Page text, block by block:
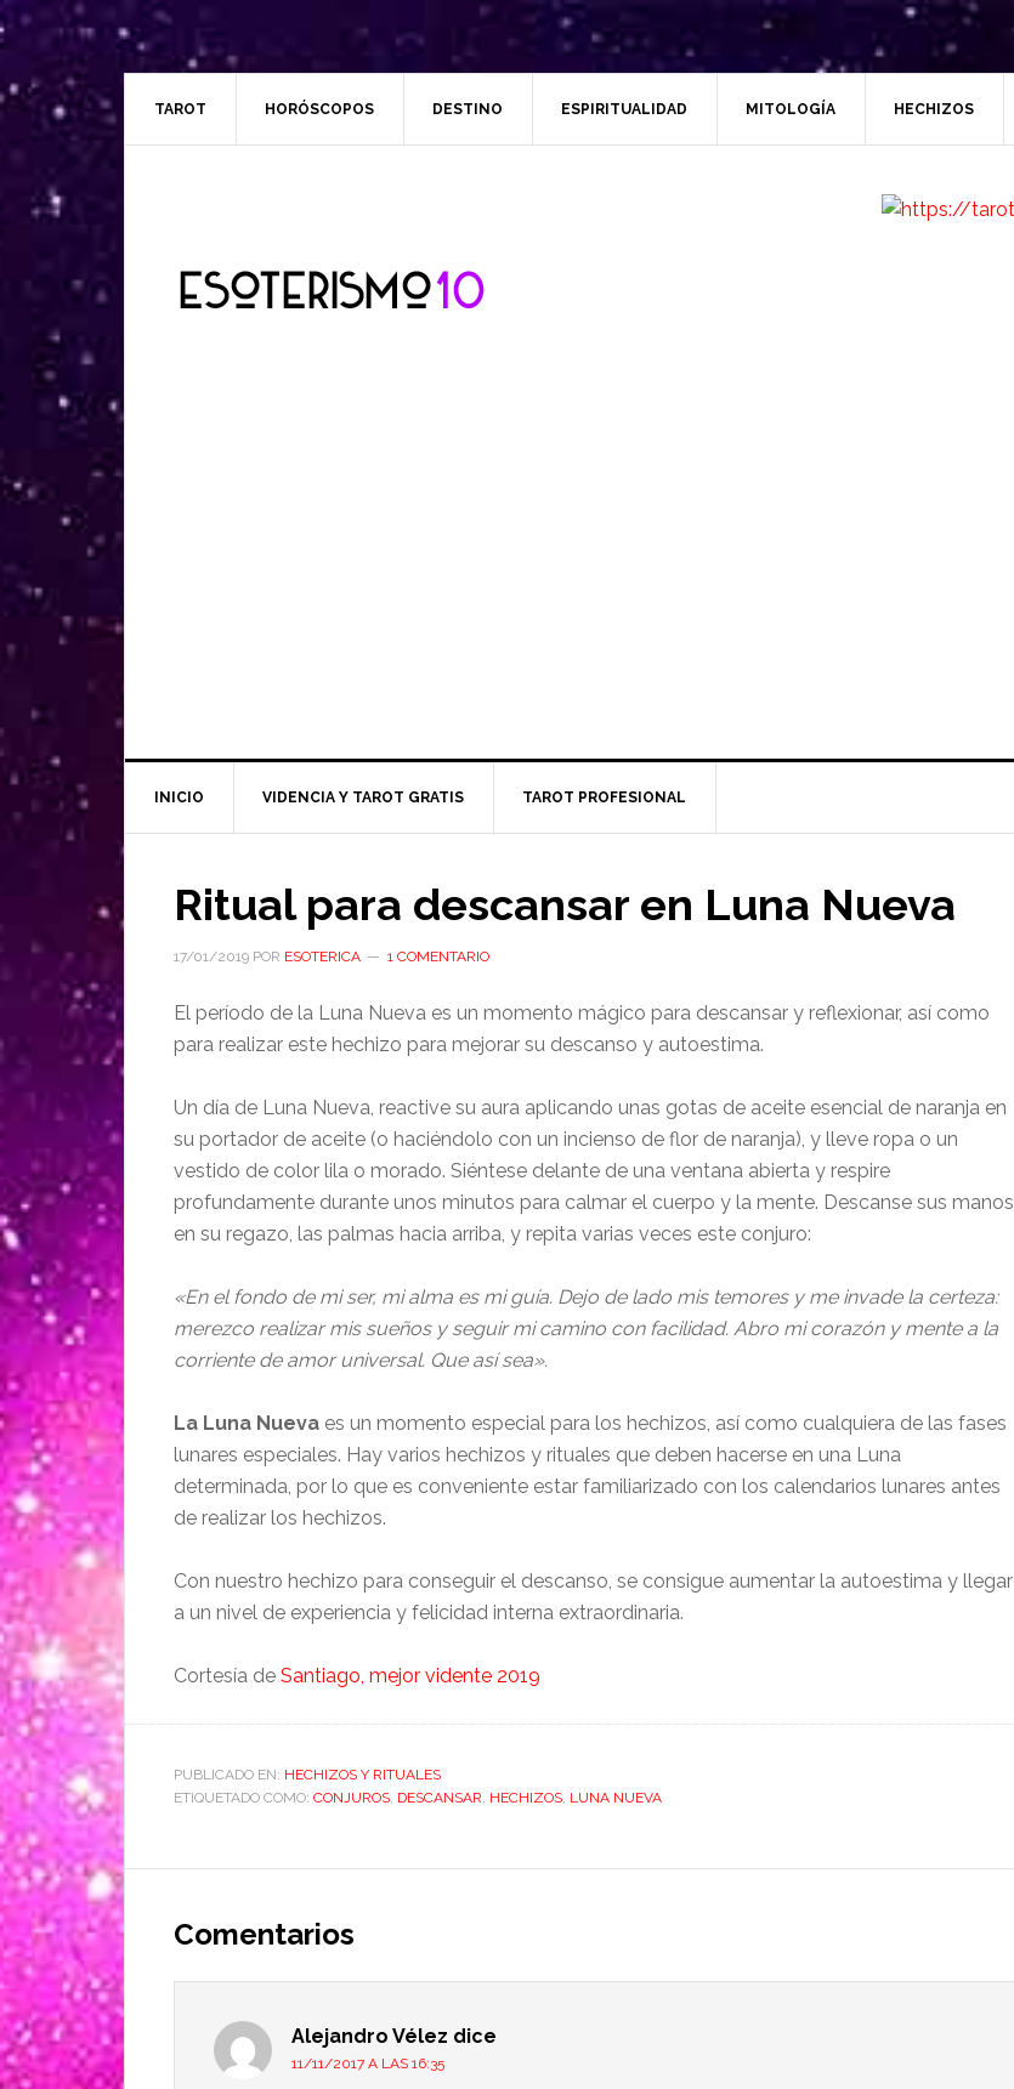
TAROT HORÓSCOPOS DESTINO ESPIRITUALIDAD MITOLOGÍA HECHIZOS
INICIO VIDENCIA Y TAROT GRATIS TAROT PROFESIONAL
Ritual para descansar en Luna Nueva
17/01/2019 POR ESOTERICA 1 COMENTARIO
El período de la Luna Nueva es un momento mágico para descansar y reflexionar, así como
para realizar este hechizo para mejorar su descanso y autoestima.
Un día de Luna Nueva, reactive su aura aplicando unas gotas de aceite esencial de naranja en
su portador de aceite (o haciéndolo con un incienso de flor de naranja), y lleve ropa o un
vestido de color lila o morado. Siéntese delante de una ventana abierta y respire
profundamente durante unos minutos para calmar el cuerpo y la mente. Descanse sus manos
en su regazo, las palmas hacia arriba, y repita varias veces este conjuro:
«En el fondo de mi ser, mi alma es mi guía. Dejo de lado mis temores y me invade la certeza:
merezco realizar mis sueños y seguir mi camino con facilidad. Abro mi corazón y mente a la
corriente de amor universal. Que así sea».
La Luna Nueva es un momento especial para los hechizos, así como cualquiera de las fases
lunares especiales. Hay varios hechizos y rituales que deben hacerse en una Luna
determinada, por lo que es conveniente estar familiarizado con los calendarios lunares antes
de realizar los hechizos.
Con nuestro hechizo para conseguir el descanso, se consigue aumentar la autoestima y llegar
a un nivel de experiencia y felicidad interna extraordinaria.
Cortesía de Santiago, mejor vidente 2019
PUBLICADO EN: HECHIZOS Y RITUALES
ETIQUETADO COMO: CONJUROS, DESCANSAR, HECHIZOS, LUNA NUEVA
Comentarios
Alejandro Vélez dice
11/11/2017 A LAS 16:35